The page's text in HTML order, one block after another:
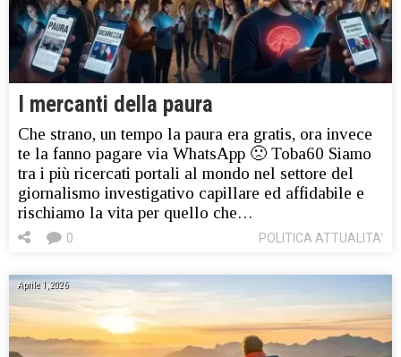
I mercanti della paura
Che strano, un tempo la paura era gratis, ora invece
te la fanno pagare via WhatsApp 🙁 Toba60 Siamo
tra i più ricercati portali al mondo nel settore del
giornalismo investigativo capillare ed affidabile e
rischiamo la vita per quello che…
POLITICA ATTUALITA'
0
Aprile 1, 2026